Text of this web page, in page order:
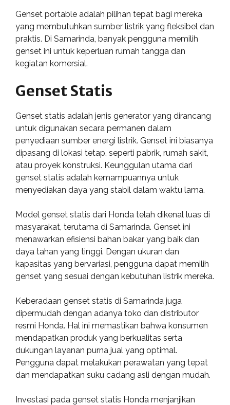
Genset portable adalah pilihan tepat bagi mereka
yang membutuhkan sumber listrik yang fleksibel dan
praktis. Di Samarinda, banyak pengguna memilih
genset ini untuk keperluan rumah tangga dan
kegiatan komersial.
Genset Statis
Genset statis adalah jenis generator yang dirancang
untuk digunakan secara permanen dalam
penyediaan sumber energi listrik. Genset ini biasanya
dipasang di lokasi tetap, seperti pabrik, rumah sakit,
atau proyek konstruksi. Keunggulan utama dari
genset statis adalah kemampuannya untuk
menyediakan daya yang stabil dalam waktu lama.
Model genset statis dari Honda telah dikenal luas di
masyarakat, terutama di Samarinda. Genset ini
menawarkan efisiensi bahan bakar yang baik dan
daya tahan yang tinggi. Dengan ukuran dan
kapasitas yang bervariasi, pengguna dapat memilih
genset yang sesuai dengan kebutuhan listrik mereka.
Keberadaan genset statis di Samarinda juga
dipermudah dengan adanya toko dan distributor
resmi Honda. Hal ini memastikan bahwa konsumen
mendapatkan produk yang berkualitas serta
dukungan layanan purna jual yang optimal.
Pengguna dapat melakukan perawatan yang tepat
dan mendapatkan suku cadang asli dengan mudah.
Investasi pada genset statis Honda menjanjikan